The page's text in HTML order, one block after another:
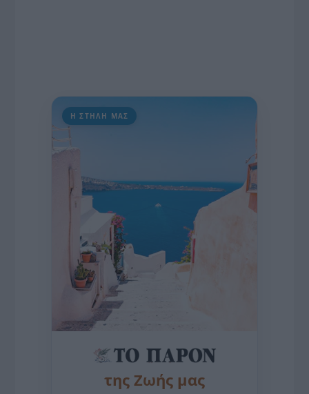
Η ΣΤΗΛΗ ΜΑΣ
της Ζωής μας